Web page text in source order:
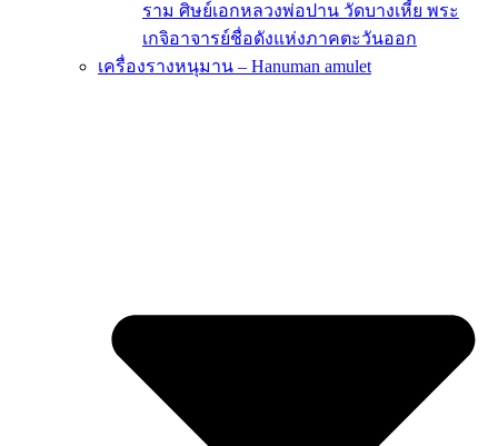
ราม ศิษย์เอกหลวงพ่อปาน วัดบางเหี้ย พระ
เกจิอาจารย์ชื่อดังแห่งภาคตะวันออก
เครื่องรางหนุมาน – Hanuman amulet